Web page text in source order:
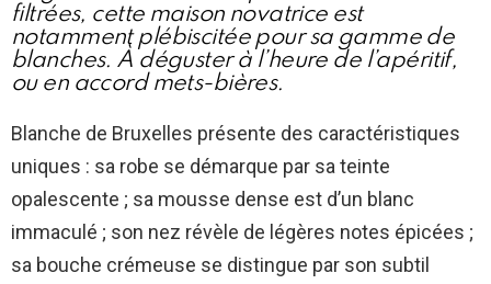
filtrées, cette maison novatrice est
notamment plébiscitée pour sa gamme de
blanches. À déguster à l’heure de l’apéritif,
ou en accord mets-bières.
Blanche de Bruxelles présente des caractéristiques
uniques : sa robe se démarque par sa teinte
opalescente ; sa mousse dense est d’un blanc
immaculé ; son nez révèle de légères notes épicées ;
sa bouche crémeuse se distingue par son subtil